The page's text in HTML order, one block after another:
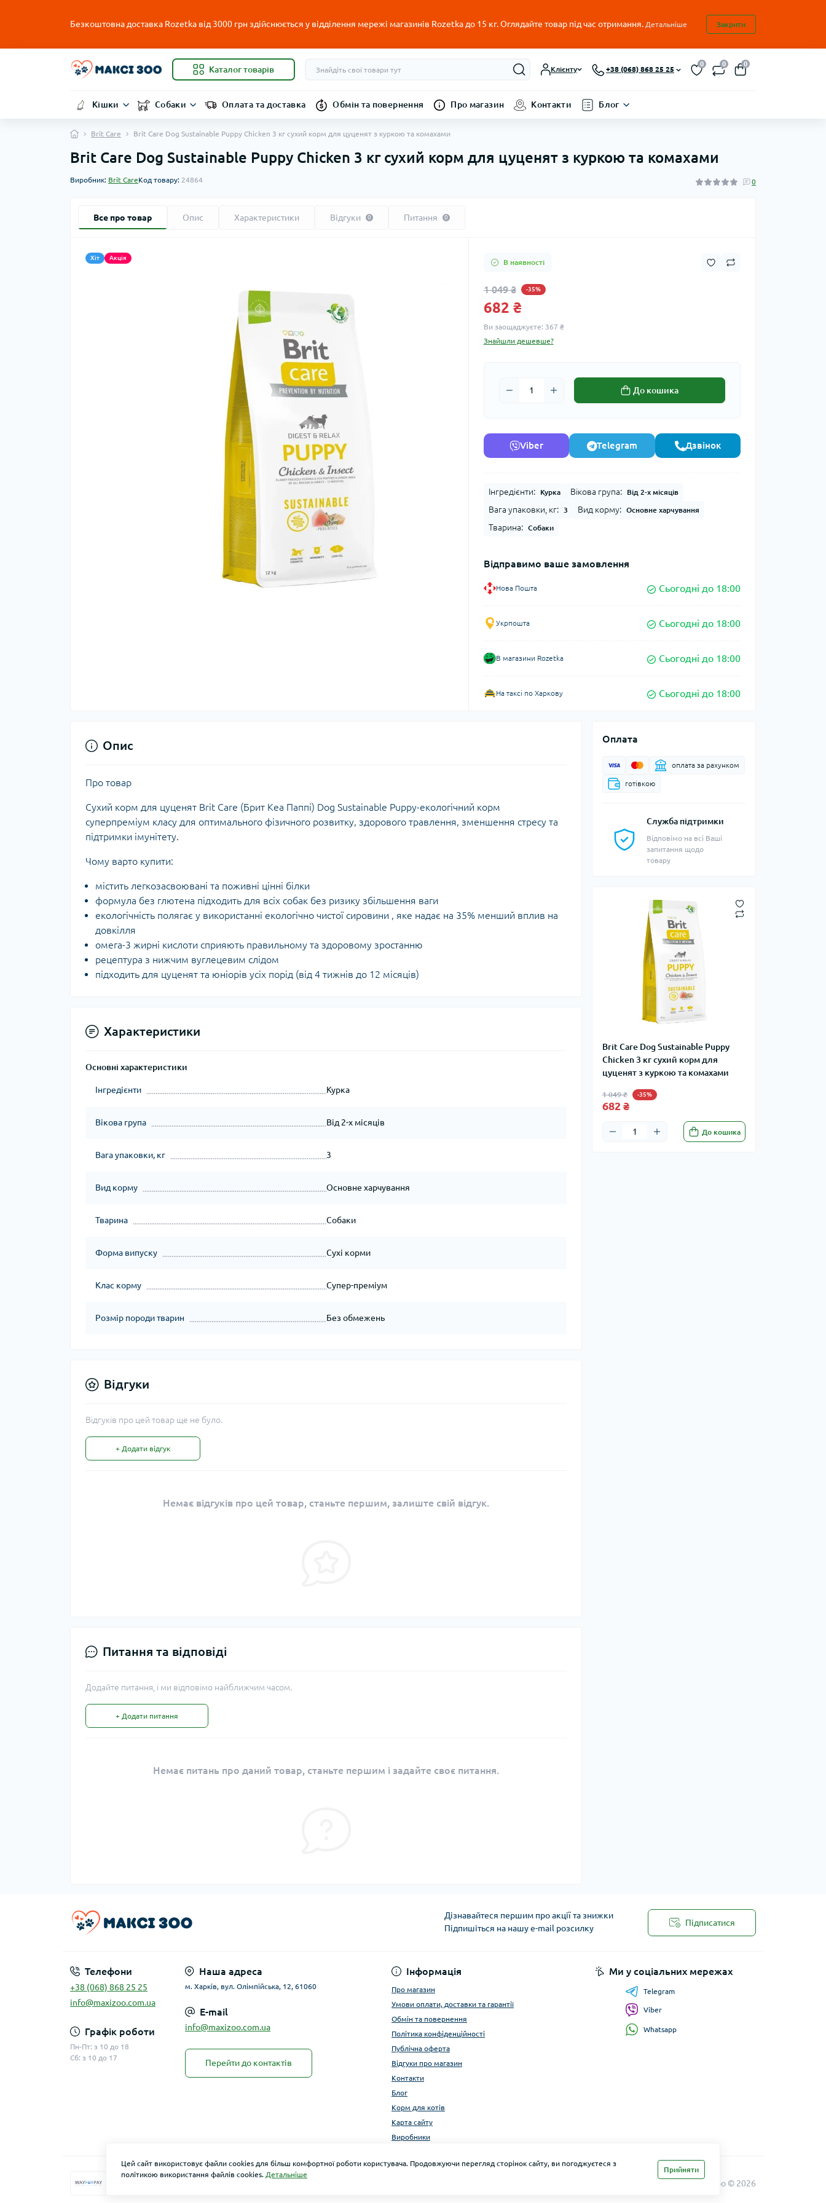
Безкоштовна доставка Rozetka від 3000 грн здійснюється у відділення мережі магазинів Rozetka до 15 кг. Оглядайте товар під час отримання. Детальніше Закрити
Каталог товарів Клієнту +38 (068) 868 25 25
0 0 0
Кішки Собаки Оплата та доставка Обмін та повернення Про магазин Контакти Блог
Brit Care Brit Care Dog Sustainable Puppy Chicken 3 кг сухий корм для цуценят з куркою та комахами
Brit Care Dog Sustainable Puppy Chicken 3 кг сухий корм для цуценят з куркою та комахами
Виробник: Brit CareКод товару: 24864 0
Все про товар Опис Характеристики Відгуки 0 Питання 0
Хіт Акція
В наявності
1 049 ₴ -35%
682 ₴
Ви заощаджуєте: 367 ₴
Знайшли дешевше?
До кошика
Viber Telegram Дзвінок
Інгредієнти: Курка Вікова група: Від 2-х місяців
Вага упаковки, кг: 3 Вид корму: Основне харчування
Тварина: Собаки
Відправимо ваше замовлення
Нова Пошта Сьогодні до 18:00
Укрпошта Сьогодні до 18:00
В магазини Rozetka Сьогодні до 18:00
На таксі по Харкову Сьогодні до 18:00
Оплата
оплата за рахунком
готівкою
Служба підтримки
Відповімо на всі Ваші
запитання щодо
товару
Brit Care Dog Sustainable Puppy
Chicken 3 кг сухий корм для
цуценят з куркою та комахами
1 049 ₴ -35%
682 ₴
До кошика
Опис
Про товар
Сухий корм для цуценят Brit Care (Брит Кеа Паппі) Dog Sustainable Puppy-екологічний корм
суперпреміум класу для оптимального фізичного розвитку, здорового травлення, зменшення стресу та
підтримки імунітету.
Чому варто купити:
містить легкозасвоювані та поживні цінні білки
формула без глютена підходить для всіх собак без ризику збільшення ваги
екологічність полягає у використанні екологічно чистої сировини , яке надає на 35% менший вплив на
довкілля
омега-3 жирні кислоти сприяють правильному та здоровому зростанню
рецептура з нижчим вуглецевим слідом
підходить для цуценят та юніорів усіх порід (від 4 тижнів до 12 місяців)
Характеристики
Основні характеристики
Інгредієнти Курка
Вікова група Від 2-х місяців
Вага упаковки, кг 3
Вид корму Основне харчування
Тварина Собаки
Форма випуску Сухі корми
Клас корму Супер-преміум
Розмір породи тварин Без обмежень
Відгуки
Відгуків про цей товар ще не було.
+ Додати відгук
Немає відгуків про цей товар, станьте першим, залиште свій відгук.
Питання та відповіді
Додайте питання, і ми відповімо найближчим часом.
+ Додати питання
Немає питань про даний товар, станьте першим і задайте своє питання.
Дізнавайтеся першим про акції та знижки
Підпишіться на нашу e-mail розсилку
Підписатися
Телефони
+38 (068) 868 25 25
info@maxizoo.com.ua
Графік роботи
Пн-Пт: з 10 до 18
Сб: з 10 до 17
Наша адреса
м. Харків, вул. Олімпійська, 12, 61060
E-mail
info@maxizoo.com.ua
Перейти до контактів
Інформація
Про магазин
Умови оплати, доставки та гарантії
Обмін та повернення
Політика конфіденційності
Публічна оферта
Відгуки про магазин
Контакти
Блог
Корм для котів
Карта сайту
Виробники
Ми у соціальних мережах
Telegram
Viber
Whatsapp
Maxi Zoo © 2026
Цей сайт використовує файли cookies для більш комфортної роботи користувача. Продовжуючи перегляд сторінок сайту, ви погоджуєтеся з
політикою використання файлів cookies. Детальніше
Прийняти